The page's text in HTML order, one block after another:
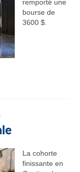
remporté une
bourse de
3600 $.
La cohorte
finissante en